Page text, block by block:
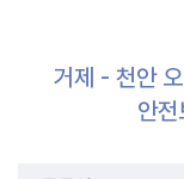
거제 - 천안
안